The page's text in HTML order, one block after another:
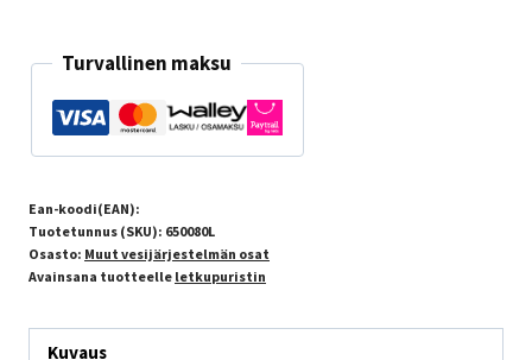
Turvallinen maksu
Ean-koodi(EAN):
Tuotetunnus (SKU): 650080L
Osasto: Muut vesijärjestelmän osat
Avainsana tuotteelle letkupuristin
Kuvaus